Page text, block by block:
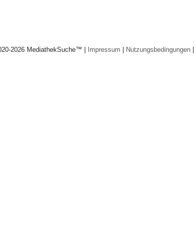
2026 MediathekSuche™ | Impressum | Nutzungsbedingungen|